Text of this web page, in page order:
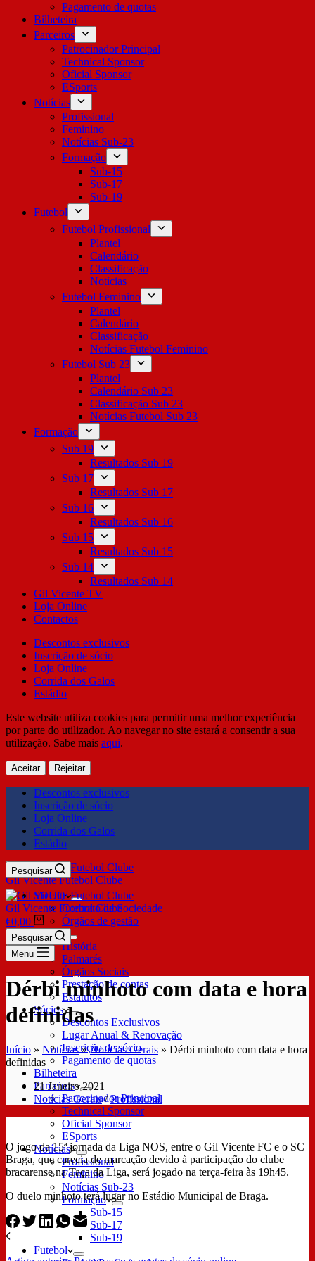
Pagamento de quotas
Bilheteira
Parceiros
Patrocinador Principal
Technical Sponsor
Oficial Sponsor
ESports
Notícias
Profissional
Feminino
Notícias Sub-23
Formação
Sub-15
Sub-17
Sub-19
Futebol
Futebol Profissional
Plantel
Calendário
Classificação
Notícias
Futebol Feminino
Plantel
Calendário
Classificação
Notícias Futebol Feminino
Futebol Sub 23
Plantel
Calendário Sub 23
Classificação Sub 23
Notícias Futebol Sub 23
Formação
Sub 19
Resultados Sub 19
Sub 17
Resultados Sub 17
Sub 16
Resultados Sub 16
Sub 15
Resultados Sub 15
Sub 14
Resultados Sub 14
Gil Vicente TV
Loja Online
Contactos
Descontos exclusivos
Inscrição de sócio
Loja Online
Corrida dos Galos
Estádio
Este website utiliza cookies para permitir uma melhor experiência
por parte do utilizador. Ao navegar no site estará a consentir a sua
utilização. Sabe mais aqui.
Aceitar Rejeitar
Descontos exclusivos
Inscrição de sócio
Loja Online
Corrida dos Galos
Estádio
Gil Vicente Futebol Clube
Pesquisar
SDUQ
Contrato de Sociedade
Órgãos de gestão
Clube
História
Palmarés
Órgãos Sociais
Prestação de contas
Estatutos
Sócios
Descontos Exclusivos
Lugar Anual & Renovação
Inscrição de sócio
Pagamento de quotas
Bilheteira
Parceiros
Patrocinador Principal
Technical Sponsor
Oficial Sponsor
ESports
Notícias
Profissional
Feminino
Notícias Sub-23
Formação
Sub-15
Sub-17
Sub-19
Futebol
Gil Vicente Futebol Clube
€0,00
Pesquisar
Menu
Dérbi minhoto com data e hora
definidas
Início » Notícias»Notícias Gerais » Dérbi minhoto com data e hora
definidas
21 Janeiro 2021
Notícias Gerais/Profissional
O jogo da 15ª jornada da Liga NOS, entre o Gil Vicente FC e o SC
Braga, que carecia de marcação devido à participação do clube
bracarense na Taça da Liga, será jogado na terça-feira às 19h45.
O duelo minhoto terá lugar no Estádio Municipal de Braga.